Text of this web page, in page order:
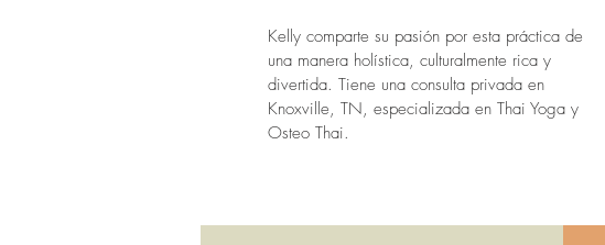
Kelly comparte su pasión por esta práctica de
una manera holística, culturalmente rica y
divertida. Tiene una consulta privada en
Knoxville, TN, especializada en Thai Yoga y
Osteo Thai.